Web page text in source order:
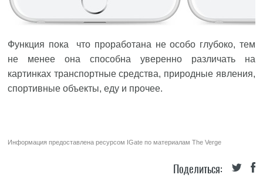
Функция пока что проработана не особо глубоко, тем
не менее она способна уверенно различать на
картинках транспортные средства, природные явления,
спортивные объекты, еду и прочее.
Информация предоставлена ресурсом IGate по материаламThe Verge
Поделиться: